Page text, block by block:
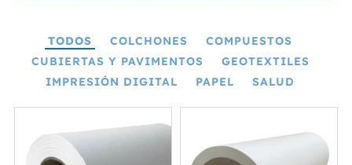
TODOS COLCHONES
COMPUESTOS
CUBIERTAS Y PAVIMENTOS
GEOTEXTILES
IMPRESIÓN DIGITAL
PAPEL SALUD